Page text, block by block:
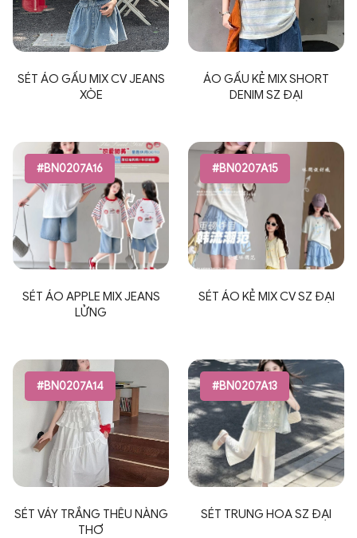
SÉT ÁO GẤU MIX CV JEANS
XÒE
ÁO GẤU KẺ MIX SHORT
DENIM SZ ĐẠI
#BN0207A16
SÉT ÁO APPLE MIX JEANS
LỬNG
#BN0207A15
SÉT ÁO KẺ MIX CV SZ ĐẠI
#BN0207A14
SÉT VÁY TRẮNG THÊU NÀNG
THƠ
#BN0207A13
SÉT TRUNG HOA SZ ĐẠI